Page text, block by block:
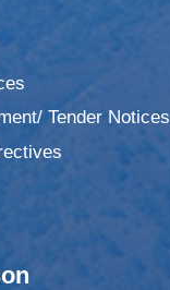
Tender Notices